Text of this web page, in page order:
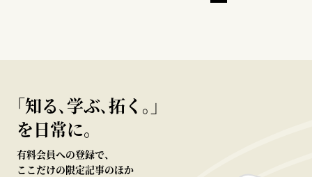
｢知る､学ぶ､拓く｡｣
を日常に。
有料会員への登録で、
ここだけの限定記事のほか